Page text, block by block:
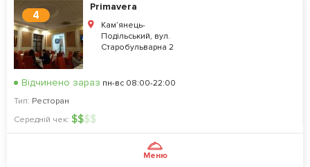
4
Primavera
Кам’янець-
Подільський, вул.
Старобульварна 2
Відчинено зараз пн-вс 08:00-22:00
Тип: Ресторан
Середній чек: $$$$
Меню